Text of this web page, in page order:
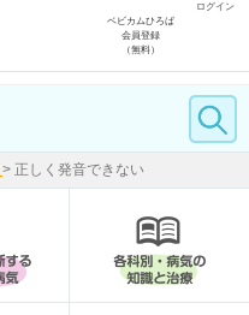
ログイン
ベビカムひろば
会員登録
（無料）
> 正しく発音できない